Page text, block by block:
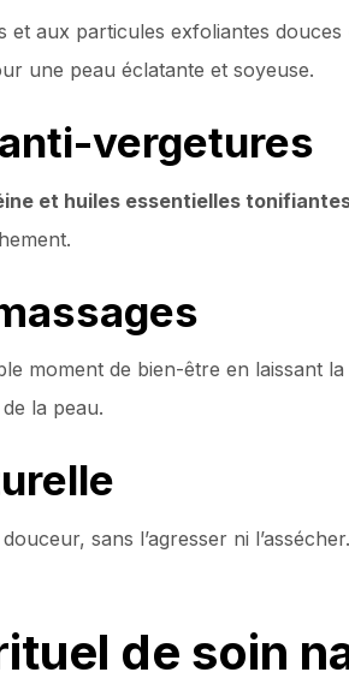
et aux particules exfoliantes
une peau éclatante et soyeuse.
vergetures
et huiles essentielles
moment de bien-être en laissant
la peau.
sans l’agresser ni
de soin